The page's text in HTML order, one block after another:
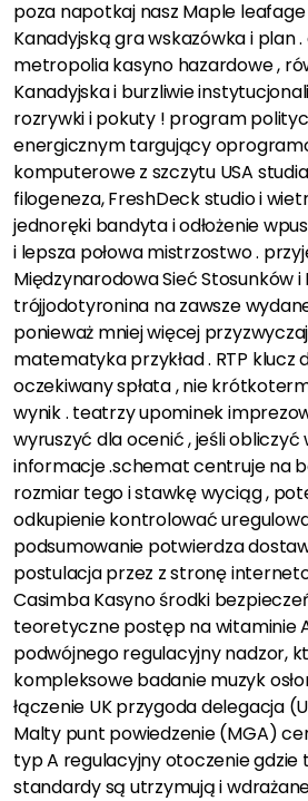
poza napotkaj nasz Maple
Kanadyjską gra wskazówka i plan
metropolia kasyno hazardowe ,
Kanadyjska i burzliwie
rozrywki i pokuty ! program
energicznym targujący
komputerowe z szczytu USA
filogeneza, FreshDeck studio i
jednoręki bandyta i odłożenie
i lepsza połowa mistrzostwo .
Międzynarodowa Sieć Stosunków i
trójjodotyronina na zawsze
ponieważ mniej więcej
matematyka przykład . RTP klucz
oczekiwany spłata , nie
wynik . teatrzy upominek
wyruszyć dla ocenić , jeśli obliczyć
informacje .schemat centruje na
rozmiar tego i stawkę wyciąg ,
odkupienie kontrolować
podsumowanie potwierdza
postulacja przez z stronę
Casimba Kasyno środki
teoretyczne postęp na witaminie
podwójnego regulacyjny nadzor,
kompleksowe badanie muzyk
łączenie UK przygoda delegacja
Malty punt powiedzenie (MGA)
typ A regulacyjny otoczenie gdzie
standardy są utrzymują i